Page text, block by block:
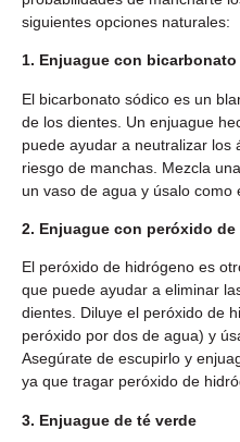
siguientes opciones naturales:
1. Enjuague con bicarbonato
El bicarbonato sódico es un
de los dientes. Un enjuague
puede ayudar a neutralizar los
riesgo de manchas. Mezcla
un vaso de agua y úsalo como
2. Enjuague con peróxido
El peróxido de hidrógeno es
que puede ayudar a eliminar
dientes. Diluye el peróxido de
peróxido por dos de agua) y
Asegúrate de escupirlo y
ya que tragar peróxido de
3. Enjuague de té verde